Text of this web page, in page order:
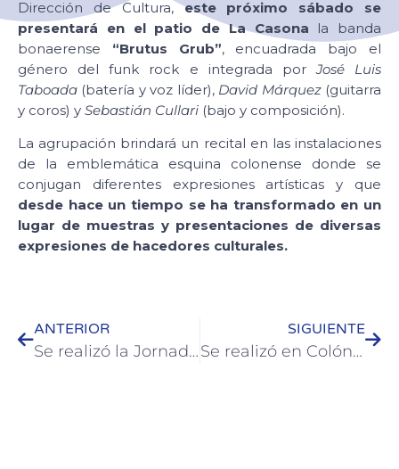
Dirección de Cultura,este próximo sábado se
presentará en el patio de La Casona la banda
bonaerense “Brutus Grub”, encuadrada bajo el
género del funk rock e integrada porJosé Luis
Taboada (batería y voz líder), David Márquez(guitarra
y coros) y Sebastián Cullari (bajo y composición).
La agrupación brindará un recital en las instalaciones
de la emblemática esquina colonense donde se
conjugan diferentes expresiones artísticas y que
desde hace un tiempo se ha transformado en un
lugar de muestras y presentaciones de diversas
expresiones de hacedores culturales.
ANTERIOR
Se realizó la Jornada Taller Turístico-Educativo en la naturaleza
SIGUIENTE
Se realizó en Colón una caminata de jóvenes por el ambiente